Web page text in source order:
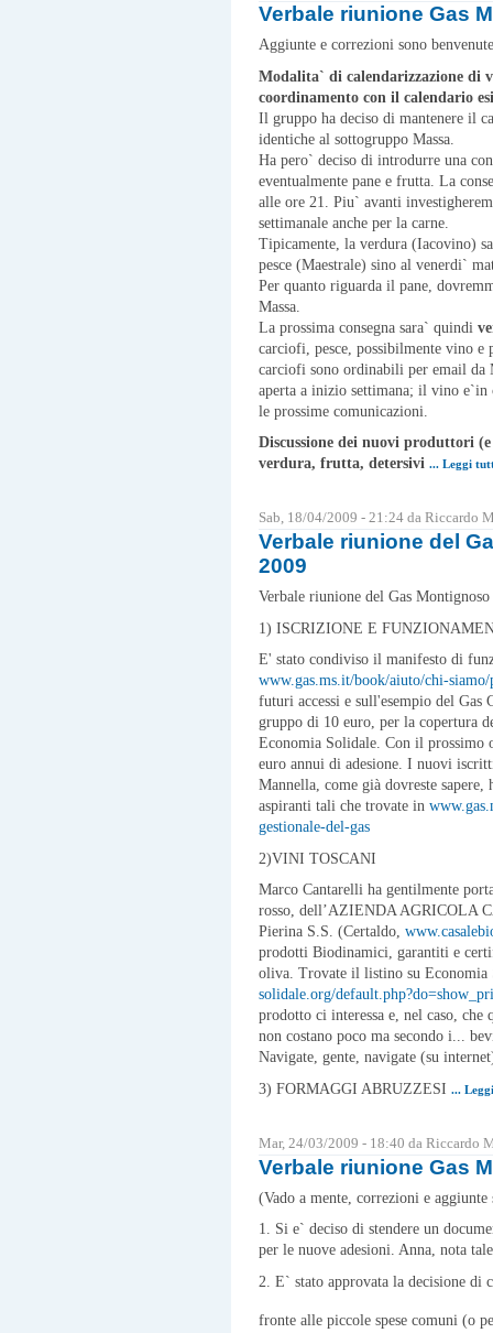
Verbale riunione Gas
Aggiunte e correzioni sono benvenute
Modalita` di calendarizzazione di
coordinamento con il calendario
Il gruppo ha deciso di mantenere il
identiche al sottogruppo Massa.
Ha pero` deciso di introdurre una
eventualmente pane e frutta. La
alle ore 21. Piu` avanti
settimanale anche per la carne.
Tipicamente, la verdura (Iacovino)
pesce (Maestrale) sino al venerdi`
Per quanto riguarda il pane,
Massa.
La prossima consegna sara` quindi
carciofi, pesce, possibilmente vino e
carciofi sono ordinabili per email
aperta a inizio settimana; il vino e`in
le prossime comunicazioni.
Discussione dei nuovi produttori
verdura, frutta, detersivi ... Leggi
Sab, 18/04/2009 - 21:24 da Riccardo
Verbale riunione del
2009
Verbale riunione del Gas
1) ISCRIZIONE E
E' stato condiviso il manifesto di
www.gas.ms.it/book/aiuto/chi-siamo/
futuri accessi e sull'esempio del Gas
gruppo di 10 euro, per la copertura
Economia Solidale. Con il prossimo
euro annui di adesione. I nuovi
Mannella, come già dovreste
aspiranti tali che trovate in
gestionale-del-gas
2)VINI TOSCANI
Marco Cantarelli ha gentilmente
rosso, dell’AZIENDA AGRICOLA
Pierina S.S. (Certaldo,
prodotti Biodinamici, garantiti e
oliva. Trovate il listino su
solidale.org/
prodotto ci interessa e, nel caso,
non costano poco ma secondo i...
Navigate, gente, navigate (su
3) FORMAGGI ABRUZZESI ...
Mar, 24/03/2009 - 18:40 da Riccardo
Verbale riunione Gas
(Vado a mente, correzioni e aggiunte
1. Si e` deciso di stendere un
per le nuove adesioni. Anna, nota
2. E` stato approvata la decisione di
fronte alle piccole spese comuni (o